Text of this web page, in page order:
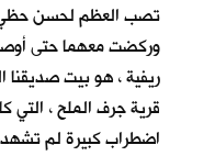
تصب العظم لحسن
وركضت معهما حتى
ريفية ، هو بيت
قرية جرف الملح، التي
اضطراب كبيرة لم